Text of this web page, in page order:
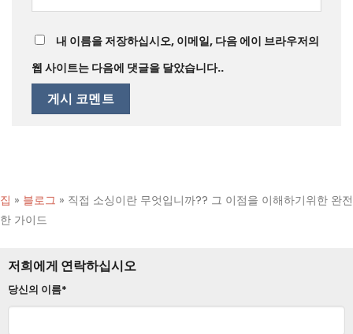
내 이름을 저장하십시오, 이메일, 다음 에이 브라우저의
웹 사이트는 다음에 댓글을 달았습니다..
집 » 블로그 » 직접 소싱이란 무엇입니까?? 그 이점을 이해하기위한 완전
한 가이드
저희에게 연락하십시오
당신의 이름*